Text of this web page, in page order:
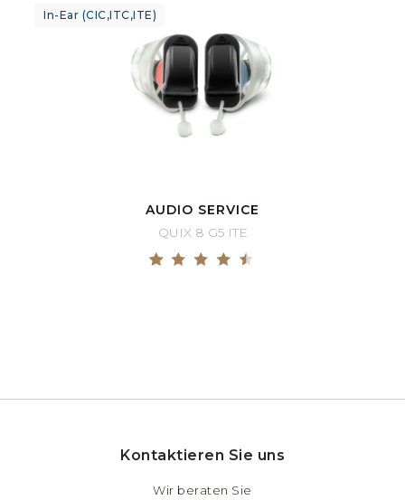
In-Ear (CIC,ITC,ITE)
AUDIO SERVICE
QUIX 8 G5 ITE
Kontaktieren Sie uns
Wir beraten Sie